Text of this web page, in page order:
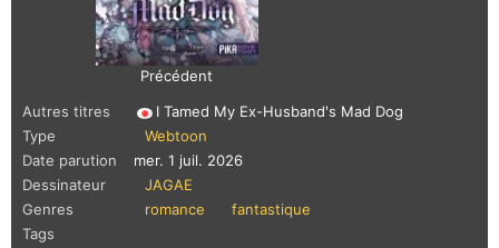
Précédent
Autres titres
I Tamed My Ex-Husband's Mad Dog
Type
Webtoon
Date parution
mer. 1 juil. 2026
Dessinateur
JAGAE
Genres
romance
fantastique
Tags